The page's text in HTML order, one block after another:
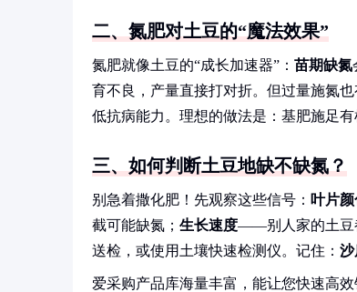
二、氮肥对土豆的“魔法效果”
氮肥就像土豆的“成长加速器”： 苗期缺氮
育不良，产量直接打对折。但过量施氮
低抗病能力。理想的做法是：基肥施足
三、如何判断土豆地缺不缺氮？
别急着撒化肥！先观察这些信号： 叶片
截可能缺氮； 生长速度——别人家的土豆
送检，或使用土壤快速检测仪。记住： 沙
爱采购产品库海量丰富，能让您快速高